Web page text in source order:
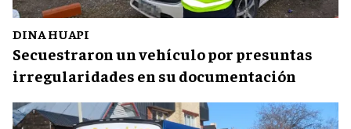
DINA HUAPI
Secuestraron un vehículo por presuntas
irregularidades en su documentación